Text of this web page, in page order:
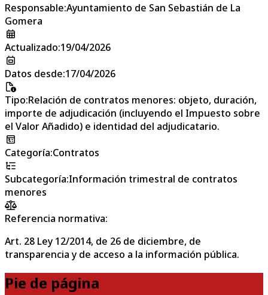
Responsable:Ayuntamiento de San Sebastián de La
Gomera
Actualizado:19/04/2026
Datos desde:17/04/2026
Tipo:Relación de contratos menores: objeto, duración,
importe de adjudicación (incluyendo el Impuesto sobre
el Valor Añadido) e identidad del adjudicatario.
Categoría:Contratos
Subcategoría:Información trimestral de contratos
menores
Referencia normativa:
Art. 28 Ley 12/2014, de 26 de diciembre, de
transparencia y de acceso a la información pública.
Pie de página